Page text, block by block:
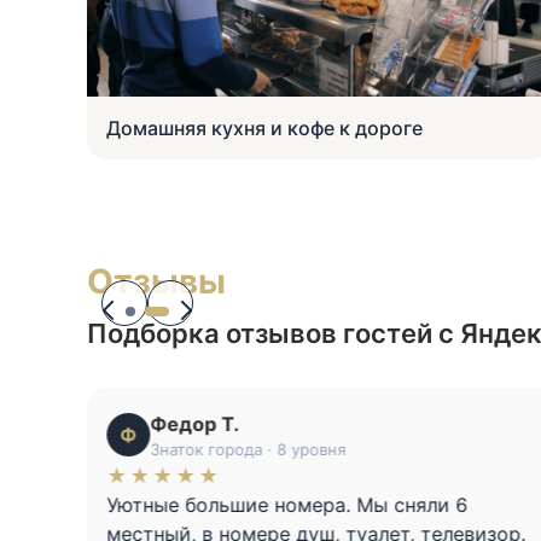
Домашняя кухня и кофе к дороге
Отзывы
Подборка отзывов гостей с
О Олеся Г.
Знаток города · 6 уровня
★★★★★
Гостиница понравилась,все
чисто,уютно,порадовало что душ и туалет